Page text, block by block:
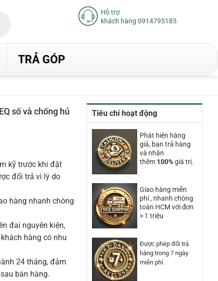
Hỗ trợ
khách hàng 0914795185
TRẢ GÓP
Tiêu chí hoạt động
Phát hiện hàng
giả, bạn trả hàng
và nhận
thêm 100%giá trị.
Giao hàng miễn
phí , nhanh chóng
toàn HCM với đơn
> 1 triệu
Được phép đổi trả
hàng trong 7 ngày
miễn phí
số và chống hú
kỹ trước khi đặt
đổi trả vì lý do
hàng nhanh chóng
đai nguyên kiện,
hàng có nhu
24 tháng, đảm
bán hàng.